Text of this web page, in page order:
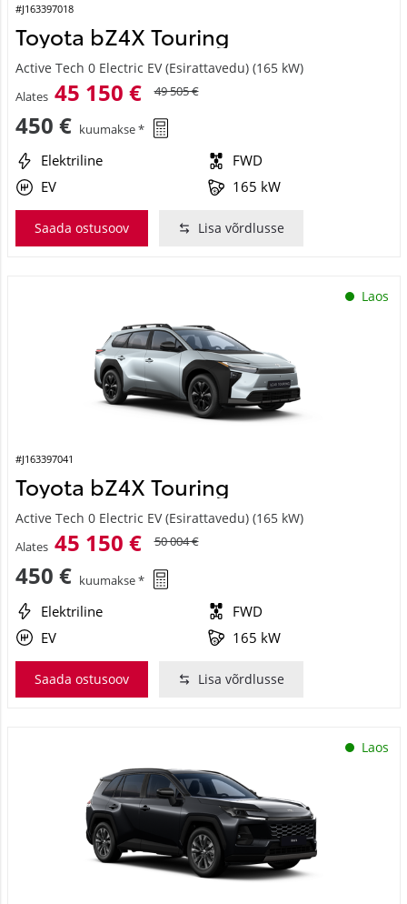
#J163397018
Toyota bZ4X Touring
Active Tech 0 Electric EV (Esirattavedu) (165 kW)
Alates 45 150 € 49 505 €
450 € kuumakse *
Elektriline
FWD
EV
165 kW
Saada ostusoov Lisa võrdlusse
Laos
#J163397041
Toyota bZ4X Touring
Active Tech 0 Electric EV (Esirattavedu) (165 kW)
Alates 45 150 € 50 004 €
450 € kuumakse *
Elektriline
FWD
EV
165 kW
Saada ostusoov Lisa võrdlusse
Laos